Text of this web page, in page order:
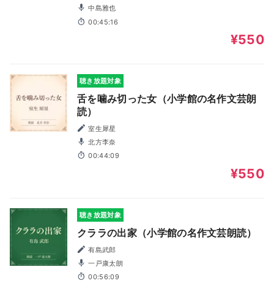
中島雅也
00:45:16
¥550
聴き放題対象
舌を噛み切った女（小学館の名作文芸朗
読）
室生犀星
北方李奈
00:44:09
¥550
聴き放題対象
クララの出家（小学館の名作文芸朗読）
有島武郎
一戸康太朗
00:56:09